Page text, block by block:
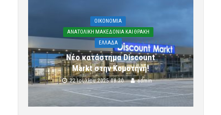
OIKONOMIA
ΑΝΑΤΟΛΙΚΗ ΜΑΚΕΔΟΝΙΑ ΚΑΙ ΘΡΑΚΗ
ΕΛΛΑΔΑ
Νέο κατάστημα Discount
Markt στην Κομοτηνή!
22 Ιουλίου 2025 08:20 admin